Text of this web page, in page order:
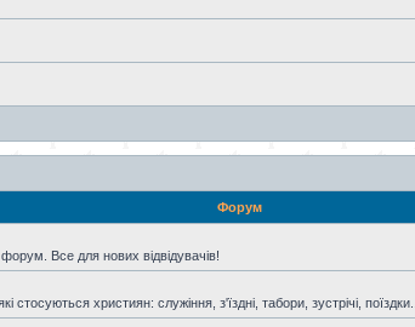
Форум
Все для нових відвідувачів!
християн: служіння, з'їздні, табори, зустрічі, поїздки...